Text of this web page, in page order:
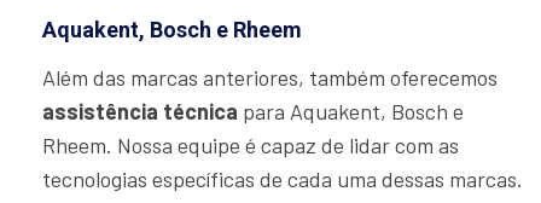
Aquakent, Bosch e Rheem
Além das marcas anteriores, também oferecemos
assistência técnica para Aquakent, Bosch e
Rheem. Nossa equipe é capaz de lidar com as
tecnologias específicas de cada uma dessas marcas.